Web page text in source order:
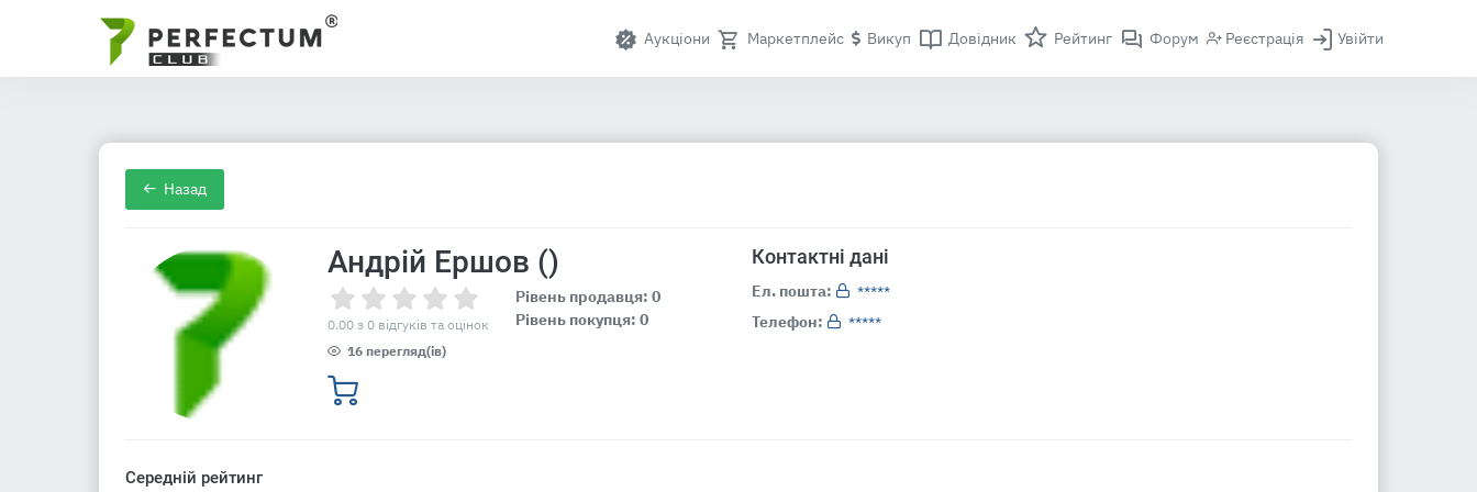
Аукціони Маркетплейс Викуп Довідник Рейтинг Форум Реєстрація Увійти
Назад
Андрій Ершов ()
0.00 з 0 відгуків та оцінок
16 перегляд(ів)
Рівень продавця: 0
Рівень покупця: 0
Контактні дані
Ел. пошта:
*****
Телефон:
*****
Середній рейтинг